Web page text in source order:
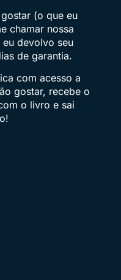
(o que eu
chamar nossa
devolvo seu
de garantia.
com acesso a
gostar, recebe o
o livro e sai